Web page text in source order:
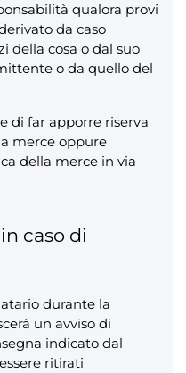
qualora provi
da caso
della cosa o dal suo
o da quello del
di far apporre riserva
merce oppure
della merce in via
caso di
durante la
un avviso di
indicato dal
ritirati